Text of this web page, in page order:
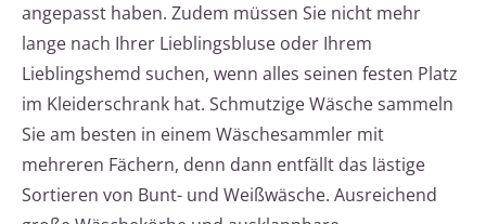
angepasst haben. Zudem müssen Sie nicht mehr
lange nach Ihrer Lieblingsbluse oder Ihrem
Lieblingshemd suchen, wenn alles seinen festen Platz
im Kleiderschrank hat. Schmutzige Wäsche sammeln
Sie am besten in einem Wäschesammler mit
mehreren Fächern, denn dann entfällt das lästige
Sortieren von Bunt- und Weißwäsche. Ausreichend